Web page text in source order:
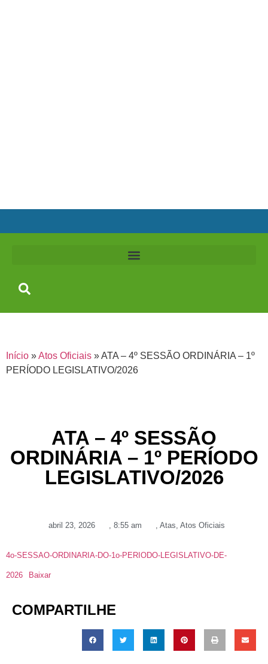
Início »Atos Oficiais »ATA – 4º SESSÃO ORDINÁRIA – 1º
PERÍODO LEGISLATIVO/2026
ATA – 4º SESSÃO
ORDINÁRIA – 1º PERÍODO
LEGISLATIVO/2026
abril 23, 2026 , 8:55 am , Atas, Atos Oficiais
4o-SESSAO-ORDINARIA-DO-1o-PERIODO-LEGISLATIVO-DE-
2026 Baixar
COMPARTILHE